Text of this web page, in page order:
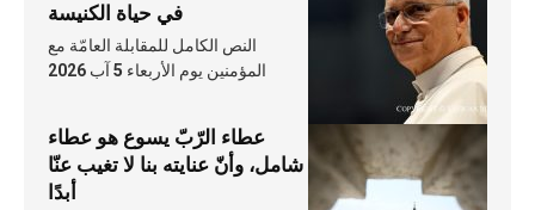
في حياة الكنيسة
النص الكامل للمقابلة العامّة مع
المؤمنين يوم الأربعاء 5 آب 2026
عطاء الرّبّ يسوع هو عطاء
شامل، وأنّ عنايته بنا لا تغيب عنّا
أبدًا